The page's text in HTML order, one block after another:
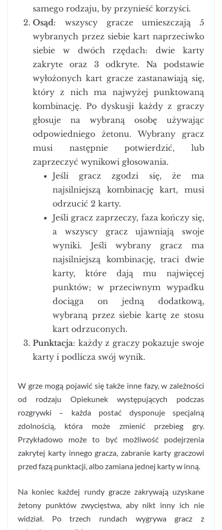
samego rodzaju, by przynieść korzyści.
Osąd: wszyscy gracze umieszczają 5
wybranych przez siebie kart naprzeciwko
siebie w dwóch rzędach: dwie karty
zakryte oraz 3 odkryte. Na podstawie
wyłożonych kart gracze zastanawiają się,
który z nich ma najwyżej punktowaną
kombinację. Po dyskusji każdy z graczy
głosuje na wybraną osobę używając
odpowiedniego żetonu. Wybrany gracz
musi następnie potwierdzić, lub
zaprzeczyć wynikowi głosowania.
Jeśli gracz zgodzi się, że ma
najsilniejszą kombinację kart, musi
odrzucić 2 karty.
Jeśli gracz zaprzeczy, faza kończy się,
a wszyscy gracz ujawniają swoje
wyniki. Jeśli wybrany gracz ma
najsilniejszą kombinację, traci dwie
karty, które dają mu najwięcej
punktów; w przeciwnym wypadku
dociąga on jedną dodatkową,
wybraną przez siebie kartę ze stosu
kart odrzuconych.
Punktacja: każdy z graczy pokazuje swoje
karty i podlicza swój wynik.
W grze mogą pojawić się także inne fazy, w zależności
od rodzaju Opiekunek występujących podczas
rozgrywki – każda postać dysponuje specjalną
zdolnością, która może zmienić przebieg gry.
Przykładowo może to być możliwość podejrzenia
zakrytej karty innego gracza, zabranie karty graczowi
przed fazą punktacji, albo zamiana jednej karty w inną.
Na koniec każdej rundy gracze zakrywają uzyskane
żetony punktów zwycięstwa, aby nikt inny ich nie
widział. Po trzech rundach wygrywa gracz z